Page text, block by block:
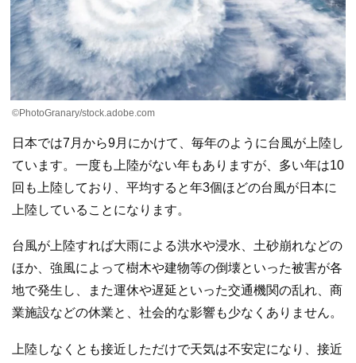
©PhotoGranary/stock.adobe.com
日本では7月から9月にかけて、毎年のように台風が上陸し
ています。一度も上陸がない年もありますが、多い年は10
回も上陸しており、平均すると年3個ほどの台風が日本に
上陸していることになります。
台風が上陸すれば大雨による洪水や浸水、土砂崩れなどの
ほか、強風によって樹木や建物等の倒壊といった被害が各
地で発生し、また運休や遅延といった交通機関の乱れ、商
業施設などの休業と、社会的な影響も少なくありません。
上陸しなくとも接近しただけで天気は不安定になり、接近